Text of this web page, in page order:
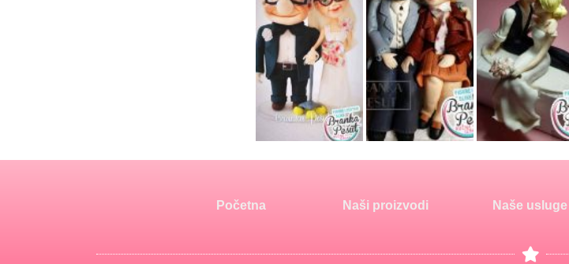
Početna Naši proizvodi Naše usluge